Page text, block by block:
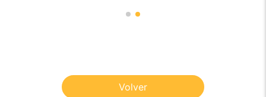
Volver